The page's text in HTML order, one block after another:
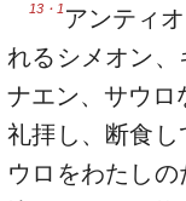
13・1 アンティ
れるシメオン
ナエン、サウロ
礼拝し、断食
ウロをわたし